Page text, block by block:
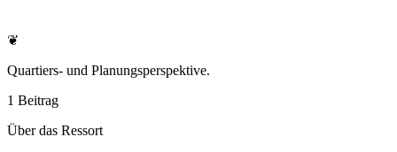
❦
Quartiers- und Planungsperspektive.
1 Beitrag
Über das Ressort